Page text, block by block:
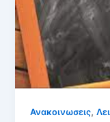
Ανακοινωσεις,